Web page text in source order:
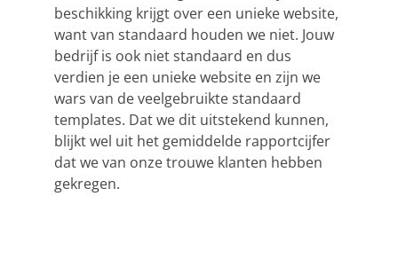
beschikking krijgt over een unieke website,
want van standaard houden we niet. Jouw
bedrijf is ook niet standaard en dus
verdien je een unieke website en zijn we
wars van de veelgebruikte standaard
templates. Dat we dit uitstekend kunnen,
blijkt wel uit het gemiddelde rapportcijfer
dat we van onze trouwe klanten hebben
gekregen.